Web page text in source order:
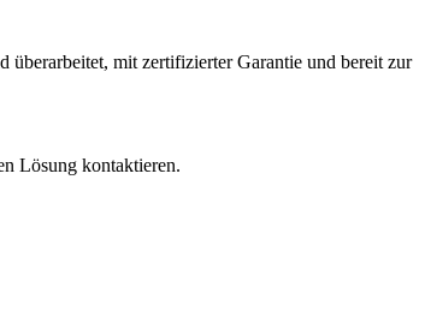
überarbeitet, mit zertifizierter Garantie und bereit zur
Lösung kontaktieren.